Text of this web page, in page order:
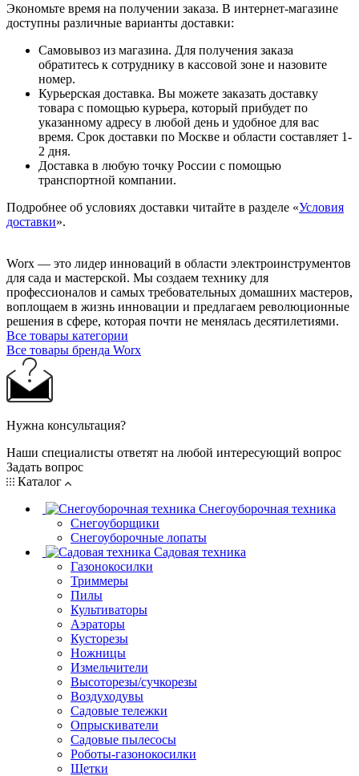
Экономьте время на получении заказа. В интернет-магазине
доступны различные варианты доставки:
Самовывоз из магазина. Для получения заказа
обратитесь к сотруднику в кассовой зоне и назовите
номер.
Курьерская доставка. Вы можете заказать доставку
товара с помощью курьера, который прибудет по
указанному адресу в любой день и удобное для вас
время. Срок доставки по Москве и области составляет 1-
2 дня.
Доставка в любую точку России с помощью
транспортной компании.
Подробнее об условиях доставки читайте в разделе «Условия
доставки».
Worx — это лидер инноваций в области электроинструментов
для сада и мастерcкой. Мы создаем технику для
профессионалов и самых требовательных домашних мастеров,
воплощаем в жизнь инновации и предлагаем революционные
решения в сфере, которая почти не менялась десятилетиями.
Все товары категории
Все товары бренда Worx
Нужна консультация?
Наши специалисты ответят на любой интересующий вопрос
Задать вопрос
Каталог
Снегоуборочная техника
Снегоуборщики
Снегоуборочные лопаты
Садовая техника
Газонокосилки
Триммеры
Пилы
Культиваторы
Аэраторы
Кусторезы
Ножницы
Измельчители
Высоторезы/сучкорезы
Воздуходувы
Садовые тележки
Опрыскиватели
Садовые пылесосы
Роботы-газонокосилки
Щетки